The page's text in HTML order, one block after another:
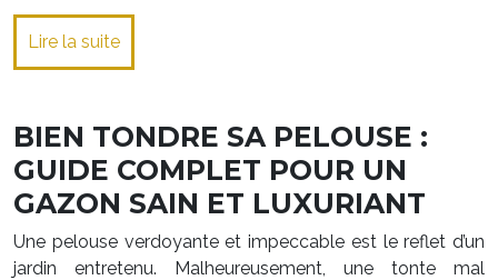
Lire la suite
BIEN TONDRE SA PELOUSE :
GUIDE COMPLET POUR UN
GAZON SAIN ET LUXURIANT
Une pelouse verdoyante et impeccable est le reflet d’un
jardin entretenu. Malheureusement, une tonte mal